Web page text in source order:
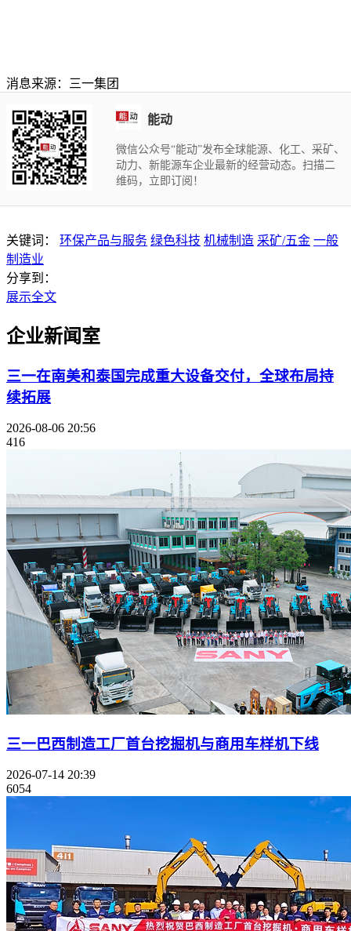
消息来源：三一集团
能动
微信公众号“能动”发布全球能源、化工、采矿、
动力、新能源车企业最新的经营动态。扫描二
维码，立即订阅！
关键词： 环保产品与服务 绿色科技 机械制造 采矿/五金 一般
制造业
分享到：
展示全文
企业新闻室
三一在南美和泰国完成重大设备交付，全球布局持
续拓展
2026-08-06 20:56
416
三一巴西制造工厂首台挖掘机与商用车样机下线
2026-07-14 20:39
6054